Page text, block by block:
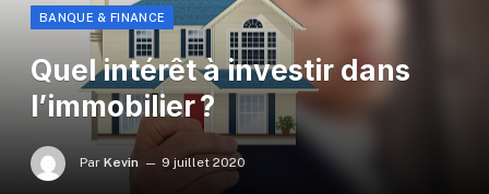
BANQUE & FINANCE
Quel intérêt à investir dans
l’immobilier ?
Par Kevin 9 juillet 2020